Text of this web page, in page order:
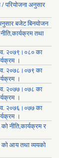
परियोजना अनुसार
बजेट बिनयोजन
तथा
२०७९।०८० का
।
२०७८।०७९ का
।
२०७७।०७८ का
।
२०७६।०७७ का
।
नीति,कार्यक्रम र
को आय तथा व्ययकाे